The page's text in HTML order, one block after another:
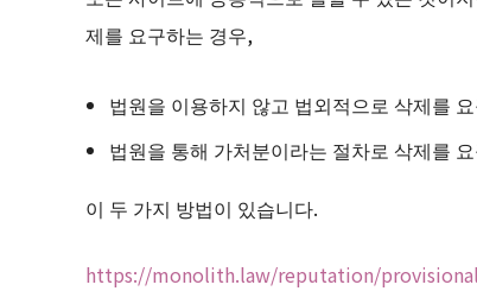
제를 요구하는 경우,
법원을 이용하지 않고 법외적으로 삭제를
법원을 통해 가처분이라는 절차로 삭제를
이 두 가지 방법이 있습니다.
https://monolith.law/reputation/